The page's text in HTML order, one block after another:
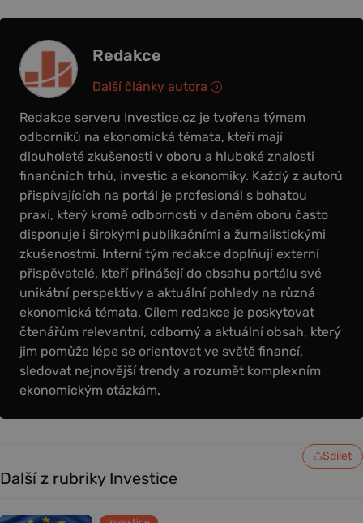
Redakce
Redakce serveru Investice.cz je tvořena týmem
odborníků na ekonomická témata, kteří mají
dlouholeté zkušenosti v oboru a hluboké znalosti
finančních trhů, investic a ekonomiky. Každý z autorů
přispívajících na portál je profesionál s bohatou
praxí, který kromě odbornosti v daném oboru často
disponuje i širokými publikačními a žurnalistickými
zkušenostmi. Interní tým redakce doplňují externí
přispěvatelé, kteří přinášejí do obsahu portálu své
unikátní perspektivy a aktuální pohledy na různá
ekonomická témata. Cílem redakce je poskytovat
čtenářům relevantní, odborný a aktuální obsah, který
jim pomůže lépe se orientovat ve světě financí,
sledovat nejnovější trendy a rozumět komplexním
ekonomickým otázkám.
Další články autora
Sdílet
Další z rubriky Investice